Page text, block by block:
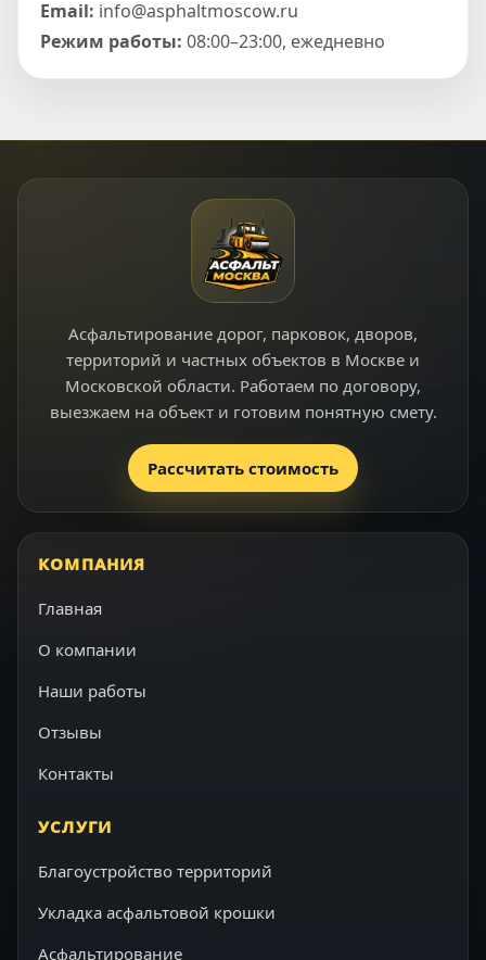
Email: info@asphaltmoscow.ru
Режим работы: 08:00–23:00, ежедневно
Асфальтирование дорог, парковок, дворов,
территорий и частных объектов в Москве и
Московской области. Работаем по договору,
выезжаем на объект и готовим понятную смету.
Рассчитать стоимость
КОМПАНИЯ
Главная
О компании
Наши работы
Отзывы
Контакты
УСЛУГИ
Благоустройство территорий
Укладка асфальтовой крошки
Асфальтирование